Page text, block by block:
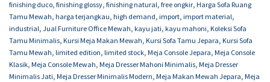
finishing duco, finishing glossy, finishing natural, free ongkir, Harga Sofa Ruang
Tamu Mewah, harga terjangkau, high demand, import, import material,
industrial, Jual Furniture Office Mewah, kayu jati, kayu mahoni, Koleksi Sofa
Tamu Minimalis, Kursi Meja Makan Mewah, Kursi Sofa Tamu Jepara, Kursi Sofa
Tamu Mewah, limited edition, limited stock, Meja Console Jepara, Meja Console
Klasik, Meja Console Mewah, Meja Dresser Mahoni Minimalis, Meja Dresser
Minimalis Jati, Meja Dresser Minimalis Modern, Meja Makan Mewah Jepara, Meja